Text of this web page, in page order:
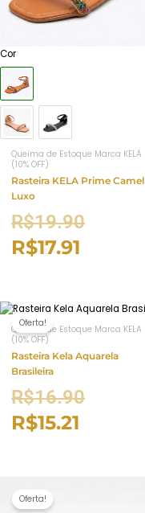
Cor
Queima de Estoque Marca KELA
(10% OFF)
Rasteira KELA Prime Camel
Luxo
R$19.90
R$17.91
Oferta!
Queima de Estoque Marca KELA
(10% OFF)
Rasteira Kela Aquarela
Brasileira
R$16.90
R$15.21
Oferta!